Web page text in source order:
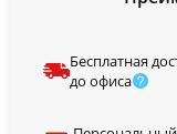
Бесплатная
до офиса